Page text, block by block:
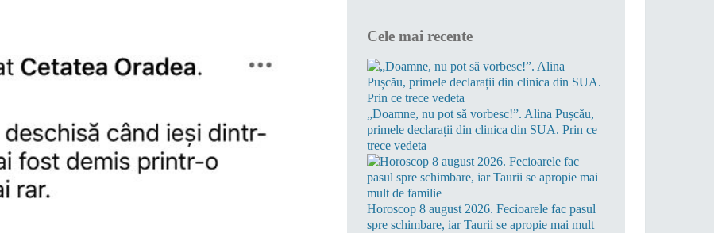
Cele mai recente
„Doamne, nu pot să vorbesc!”. Alina Pușcău,
primele declarații din clinica din SUA. Prin ce
trece vedeta
Horoscop 8 august 2026. Fecioarele fac pasul
spre schimbare, iar Taurii se apropie mai mult